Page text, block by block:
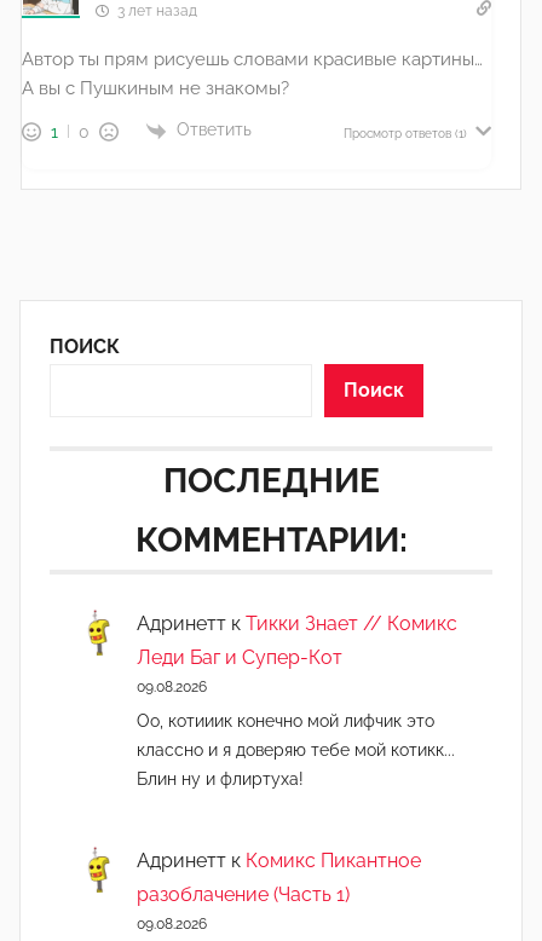
3 лет назад
Автор ты прям рисуешь словами красивые картины…
А вы с Пушкиным не знакомы?
1 0 Ответить Просмотр ответов (1)
ПОИСК
Поиск
ПОСЛЕДНИЕ
КОММЕНТАРИИ:
Адринетт к Тикки Знает // Комикс
Леди Баг и Супер-Кот
09.08.2026
Оо, котииик конечно мой лифчик это
классно и я доверяю тебе мой котикк...
Блин ну и флиртуха!
Адринетт к Комикс Пикантное
разоблачение (Часть 1)
09.08.2026